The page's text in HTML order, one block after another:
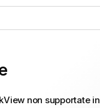
non supportate in